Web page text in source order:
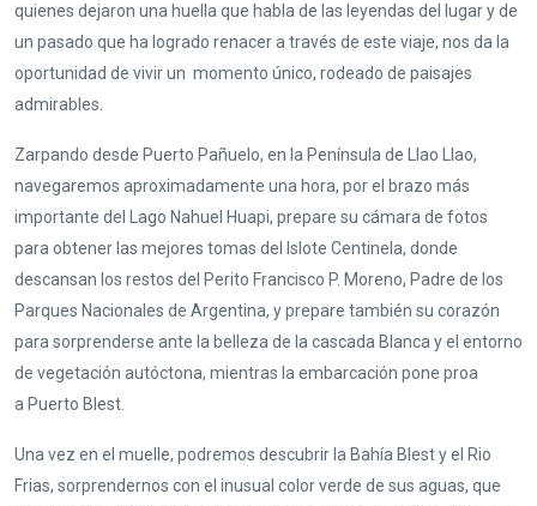
quienes dejaron una huella que habla de las leyendas del lugar y de
un pasado que ha logrado renacer a través de este viaje, nos da la
oportunidad de vivir un momento único, rodeado de paisajes
admirables.
Zarpando desde Puerto Pañuelo, en la Península de Llao Llao,
navegaremos aproximadamente una hora, por el brazo más
importante del Lago Nahuel Huapi, prepare su cámara de fotos
para obtener las mejores tomas del Islote Centinela, donde
descansan los restos del Perito Francisco P. Moreno, Padre de los
Parques Nacionales de Argentina, y prepare también su corazón
para sorprenderse ante la belleza de la cascada Blanca y el entorno
de vegetación autóctona, mientras la embarcación pone proa
a Puerto Blest.
Una vez en el muelle, podremos descubrir la Bahía Blest y el Rio
Frias, sorprendernos con el inusual color verde de sus aguas, que